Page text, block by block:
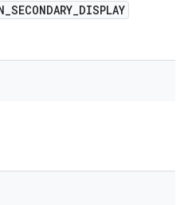
_SECONDARY_DISPLAY